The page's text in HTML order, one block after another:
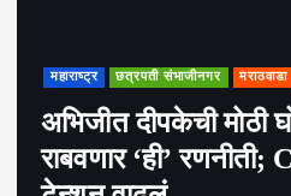
संभाजीनगर मराठवाडा राजकीय राष्ट्रीय
मोठी घोषणा! देशभरात
रणनीती; CJP मुळे